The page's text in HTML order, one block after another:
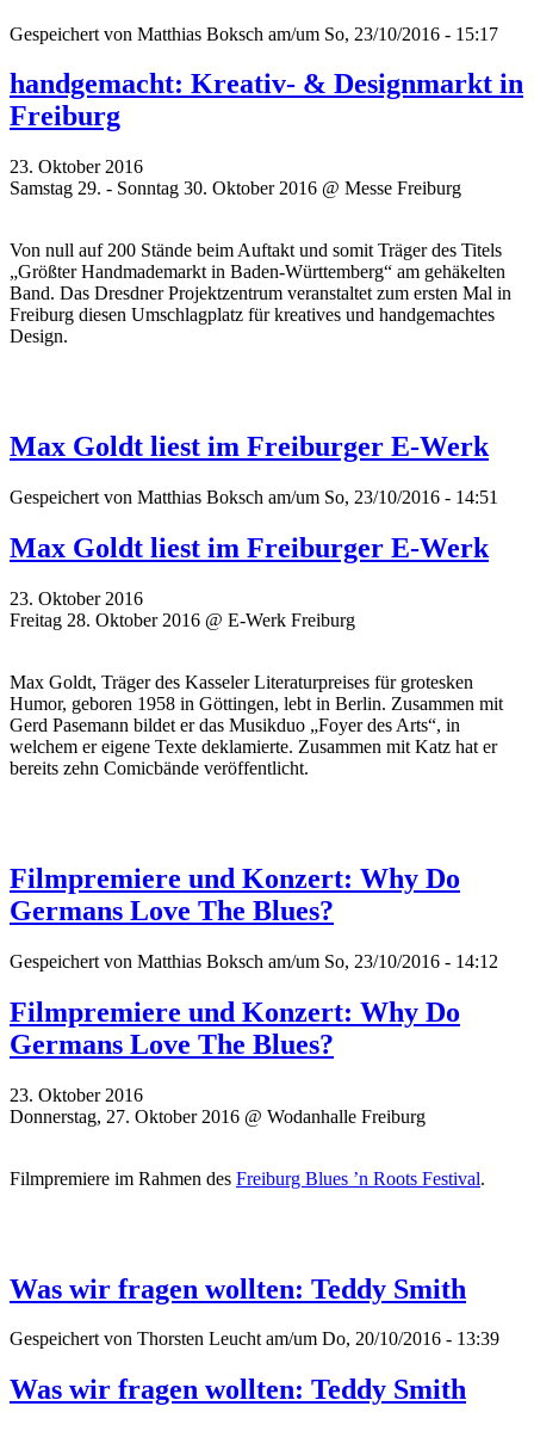
Gespeichert von Matthias Boksch am/um So, 23/10/2016 - 15:17
handgemacht: Kreativ- & Designmarkt in
Freiburg
23. Oktober 2016
Samstag 29. - Sonntag 30. Oktober 2016 @ Messe Freiburg
Von null auf 200 Stände beim Auftakt und somit Träger des Titels
„Größter Handmademarkt in Baden-Württemberg“ am gehäkelten
Band. Das Dresdner Projektzentrum veranstaltet zum ersten Mal in
Freiburg diesen Umschlagplatz für kreatives und handgemachtes
Design.
Max Goldt liest im Freiburger E-Werk
Gespeichert von Matthias Boksch am/um So, 23/10/2016 - 14:51
Max Goldt liest im Freiburger E-Werk
23. Oktober 2016
Freitag 28. Oktober 2016 @ E-Werk Freiburg
Max Goldt, Träger des Kasseler Literaturpreises für grotesken
Humor, geboren 1958 in Göttingen, lebt in Berlin. Zusammen mit
Gerd Pasemann bildet er das Musikduo „Foyer des Arts“, in
welchem er eigene Texte deklamierte. Zusammen mit Katz hat er
bereits zehn Comicbände veröffentlicht.
Filmpremiere und Konzert: Why Do
Germans Love The Blues?
Gespeichert von Matthias Boksch am/um So, 23/10/2016 - 14:12
Filmpremiere und Konzert: Why Do
Germans Love The Blues?
23. Oktober 2016
Donnerstag, 27. Oktober 2016 @ Wodanhalle Freiburg
Filmpremiere im Rahmen des Freiburg Blues ’n Roots Festival.
Was wir fragen wollten: Teddy Smith
Gespeichert von Thorsten Leuchtam/um Do, 20/10/2016 - 13:39
Was wir fragen wollten: Teddy Smith